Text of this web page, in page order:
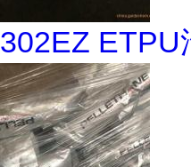
302EZ ETPU